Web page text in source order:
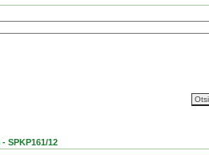
SPKP161/12